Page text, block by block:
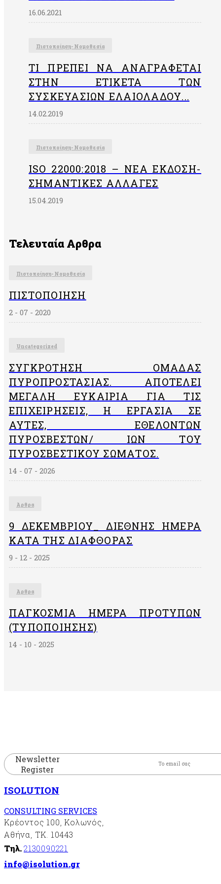
16.06.2021
Πιστοποίηση- Νομοθεσία
ΤΙ ΠΡΈΠΕΙ ΝΑ ΑΝΑΓΡΆΦΕΤΑΙ
ΣΤΗΝ EΤΙΚΈΤΑ ΤΩΝ
ΣΥΣΚΕΥΑΣΙΏΝ ΕΛΑΙΟΛΆΔΟΥ...
14.02.2019
Πιστοποίηση- Νομοθεσία
ISO 22000:2018 – ΝΈΑ ΈΚΔΟΣΗ-
ΣΗΜΑΝΤΙΚΈΣ ΑΛΛΑΓΈΣ
15.04.2019
Τελευταία Αρθρα
Πιστοποίηση- Νομοθεσία
ΠΙΣΤΟΠΟΊΗΣΗ
2 - 07 - 2020
Uncategorized
ΣΥΓΚΡΌΤΗΣΗ ΟΜΆΔΑΣ
ΠΥΡΟΠΡΟΣΤΑΣΊΑΣ. ΑΠΟΤΕΛΕΊ
ΜΕΓΆΛΗ ΕΥΚΑΙΡΊΑ ΓΙΑ ΤΙΣ
ΕΠΙΧΕΙΡΉΣΕΙΣ, Η ΕΡΓΑΣΊΑ ΣΕ
ΑΥΤΈΣ, ΕΘΕΛΟΝΤΏΝ
ΠΥΡΟΣΒΕΣΤΏΝ/ ΙΏΝ ΤΟΥ
ΠΥΡΟΣΒΕΣΤΙΚΟΎ ΣΏΜΑΤΟΣ.
14 - 07 - 2026
Άρθρα
9 ΔΕΚΕΜΒΡΙΟΥ_ ΔΙΕΘΝΗΣ ΗΜΕΡΑ
ΚΑΤΑ ΤΗΣ ΔΙΑΦΘΟΡΑΣ
9 - 12 - 2025
Άρθρα
ΠΑΓΚΌΣΜΙΑ ΗΜΈΡΑ ΠΡΟΤΎΠΩΝ
(ΤΥΠΟΠΟΊΗΣΗΣ)
14 - 10 - 2025
Newsletter
Register
ISOLUTION
CONSULTING SERVICES
Κρέοντος 100, Κολωνός,
Αθήνα, ΤΚ. 10443
Τηλ.2130090221
info@isolution.gr